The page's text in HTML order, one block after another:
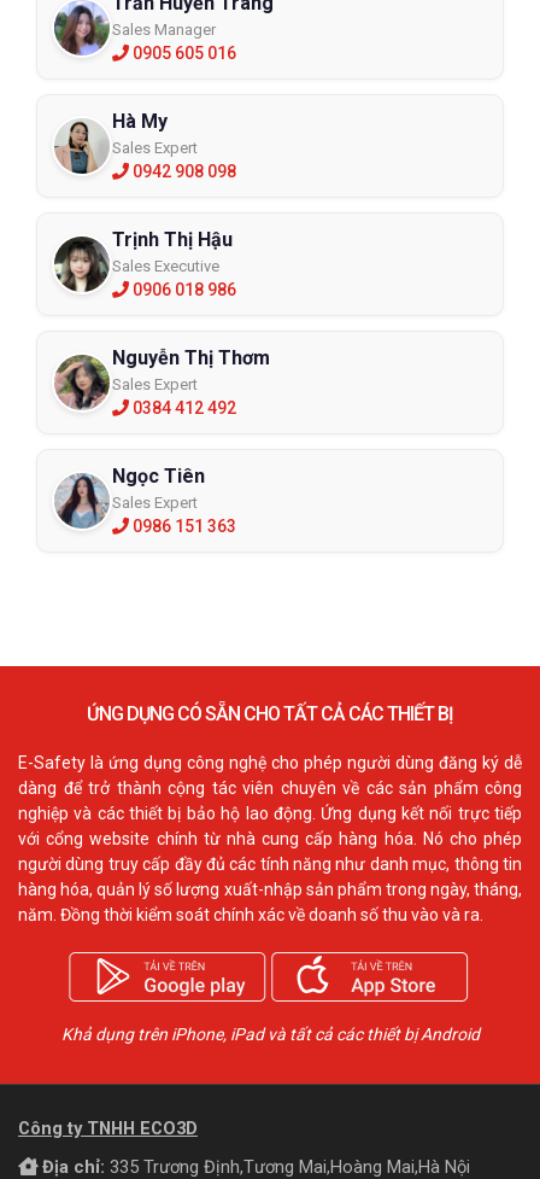
Sales Manager
0905 605 016
Hà My
Sales Expert
0942 908 098
Trịnh Thị Hậu
Sales Executive
0906 018 986
Nguyễn Thị Thơm
Sales Expert
0384 412 492
Ngọc Tiên
Sales Expert
0986 151 363
ỨNG DỤNG CÓ SẴN CHO TẤT CẢ CÁC THIẾT BỊ
E-Safety là ứng dụng công nghệ cho phép người dùng đăng ký dễ
dàng để trở thành cộng tác viên chuyên về các sản phẩm công
nghiệp và các thiết bị bảo hộ lao động. Ứng dụng kết nối trực tiếp
với cổng website chính từ nhà cung cấp hàng hóa. Nó cho phép
người dùng truy cấp đầy đủ các tính năng như danh mục, thông tin
hàng hóa, quản lý số lượng xuất-nhập sản phẩm trong ngày, tháng,
năm. Đồng thời kiểm soát chính xác về doanh số thu vào và ra.
Khả dụng trên iPhone, iPad và tất cả các thiết bị Android
Công ty TNHH ECO3D
Địa chỉ: 335 Trương Định,Tương Mai,Hoàng Mai,Hà Nội